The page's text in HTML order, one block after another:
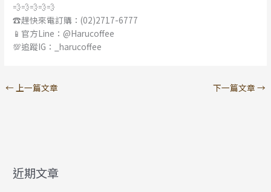
💨💨💨💨💨
☎️趕快來電訂購：(02)2717-6777
📱官方Line：@Harucoffee
💯追蹤IG：_harucoffee
←上一篇文章 下一篇文章 →
近期文章